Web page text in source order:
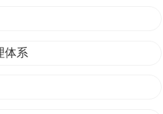
体系